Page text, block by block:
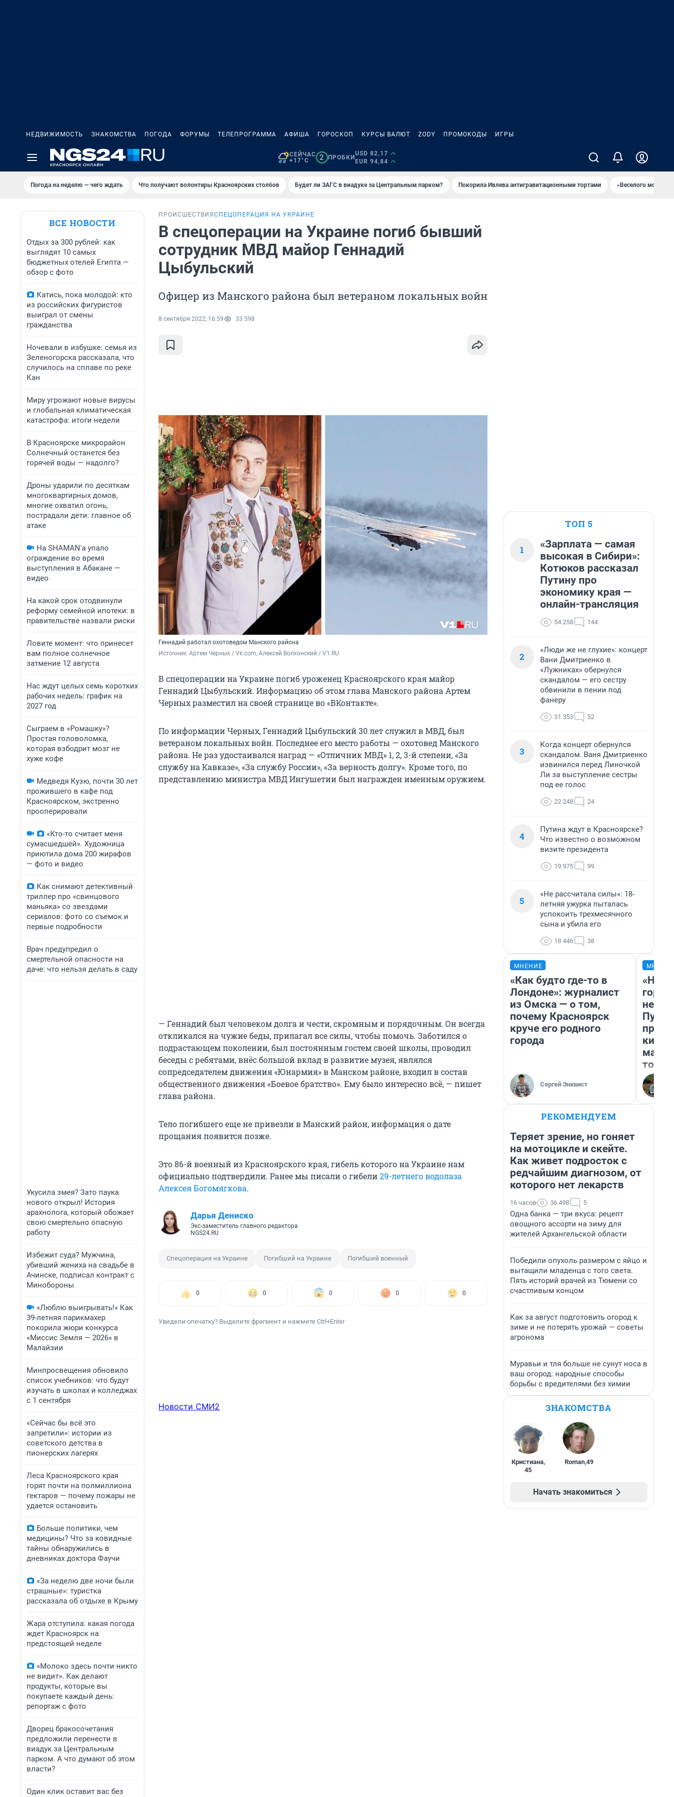
НЕДВИЖИМОСТЬ ЗНАКОМСТВА ПОГОДА ФОРУМЫ ТЕЛЕПРОГРАММА АФИША ГОРОСКОП КУРСЫ ВАЛЮТ ZODY ПРОМОКОДЫ ИГРЫ
СЕЙЧАС
+17°C
2 ПРОБКИ
USD 82,17
EUR 94,84
Погода на неделю — чего ждать Что получают волонтеры Красноярских столбов Будет ли ЗАГС в виадуке за Центральным парком? Покорила Ивлева антигравитационными тортами «Веселого
ВСЕ НОВОСТИ
Отдых за 300 рублей: как
выглядят 10 самых
бюджетных отелей Египта —
обзор с фото
Катись, пока молодой: кто
из российских фигуристов
выиграл от смены
гражданства
Ночевали в избушке: семья из
Зеленогорска рассказала, что
случилось на сплаве по реке
Кан
Миру угрожают новые вирусы
и глобальная климатическая
катастрофа: итоги недели
В Красноярске микрорайон
Солнечный останется без
горячей воды — надолго?
Дроны ударили по десяткам
многоквартирных домов,
многие охватил огонь,
пострадали дети: главное об
атаке
На SHAMAN'а упало
ограждение во время
выступления в Абакане —
видео
На какой срок отодвинули
реформу семейной ипотеки: в
правительстве назвали риски
Ловите момент: что принесет
вам полное солнечное
затмение 12 августа
Нас ждут целых семь коротких
рабочих недель: график на
2027 год
Сыграем в «Ромашку»?
Простая головоломка,
которая взбодрит мозг не
хуже кофе
Медведя Кузю, почти 30 лет
прожившего в кафе под
Красноярском, экстренно
прооперировали
«Кто-то считает меня
сумасшедшей». Художница
приютила дома 200 жирафов
— фото и видео
Как снимают детективный
триллер про «свинцового
маньяка» со звездами
сериалов: фото со съемок и
первые подробности
Врач предупредил о
смертельной опасности на
даче: что нельзя делать в саду
Укусила змея? Зато паука
нового открыл! История
арахнолога, который обожает
свою смертельно опасную
работу
Избежит суда? Мужчина,
убивший жениха на свадьбе в
Ачинске, подписал контракт с
Минобороны
«Люблю выигрывать!» Как
39-летняя парикмахер
покорила жюри конкурса
«Миссис Земля — 2026» в
Малайзии
Минпросвещения обновило
список учебников: что будут
изучать в школах и колледжах
с 1 сентября
«Сейчас бы всё это
запретили»: истории из
советского детства в
пионерских лагерях
Леса Красноярского края
горят почти на полмиллиона
гектаров — почему пожары не
удается остановить
Больше политики, чем
медицины? Что за ковидные
тайны обнаружились в
дневниках доктора Фаучи
«За неделю две ночи были
страшные»: туристка
рассказала об отдыхе в Крыму
Жара отступила: какая погода
ждет Красноярск на
предстоящей неделе
«Молоко здесь почти никто
не видит». Как делают
продукты, которые вы
покупаете каждый день:
репортаж с фото
Дворец бракосочетания
предложили перенести в
виадук за Центральным
парком. А что думают об этом
власти?
Один клик оставит вас без
ПРОИСШЕСТВИЯ СПЕЦОПЕРАЦИЯ НА УКРАИНЕ
В спецоперации на Украине погиб бывший
сотрудник МВД майор Геннадий
Цыбульский
Офицер из Манского района был ветераном локальных войн
8 сентября 2022, 16:59 33 598
Геннадий работал охотоведом Манского района
Источник: Артем Черных / Vk.com, Алексей Волхонский / V1.RU
В спецоперации на Украине погиб уроженец Красноярского края майор
Геннадий Цыбульский. Информацию об этом глава Манского района Артем
Черных разместил на своей странице во «ВКонтакте».
По информации Черных, Геннадий Цыбульский 30 лет служил в МВД, был
ветераном локальных войн. Последнее его место работы — охотовед Манского
района. Не раз удостаивался наград — «Отличник МВД» 1, 2, 3-й степени, «За
службу на Кавказе», «За службу России», «За верность долгу». Кроме того, по
представлению министра МВД Ингушетии был награжден именным оружием.
— Геннадий был человеком долга и чести, скромным и порядочным. Он всегда
откликался на чужие беды, прилагал все силы, чтобы помочь. Заботился о
подрастающем поколении, был постоянным гостем своей школы, проводил
беседы с ребятами, внёс большой вклад в развитие музея, являлся
сопредседателем движения «Юнармия» в Манском районе, входил в состав
общественного движения «Боевое братство». Ему было интересно всё, — пишет
глава района.
Тело погибшего еще не привезли в Манский район, информация о дате
прощания появится позже.
Это 86-й военный из Красноярского края, гибель которого на Украине нам
официально подтвердили. Ранее мы писали о гибели29-летнего водолаза
Алексея Богомягкова.
Дарья Дениско
Экс-заместитель главного редактора
NGS24.RU
Спецоперация на Украине Погибший на Украине Погибший военный
0 0 0 0 0
Увидели опечатку? Выделите фрагмент и нажмите Ctrl+Enter
Новости СМИ2
ТОП 5
1
«Зарплата — самая
высокая в Сибири»:
Котюков рассказал
Путину про
экономику края —
онлайн-трансляция
54 258 144
2
«Люди же не глухие»: концерт
Вани Дмитриенко в
«Лужниках» обернулся
скандалом — его сестру
обвинили в пении под
фанеру
31 353 52
3
Когда концерт обернулся
скандалом. Ваня Дмитриенко
извинился перед Линочкой
Ли за выступление сестры
под ее голос
22 248 24
4
Путина ждут в Красноярске?
Что известно о возможном
визите президента
19 975 99
5
«Не рассчитала силы»: 18-
летняя ужурка пыталась
успокоить трехмесячного
сына и убила его
18 446 38
МНЕНИЕ
«Как будто где-то в
Лондоне»: журналист
из Омска — о том,
почему Красноярск
круче его родного
города
Сергей Энквист
«Нет
того
РЕКОМЕНДУЕМ
Теряет зрение, но гоняет
на мотоцикле и скейте.
Как живет подросток с
редчайшим диагнозом, от
которого нет лекарств
16 часов 36 498 5
Одна банка — три вкуса: рецепт
овощного ассорти на зиму для
жителей Архангельской области
Победили опухоль размером с яйцо и
вытащили младенца с того света.
Пять историй врачей из Тюмени со
счастливым концом
Как за август подготовить огород к
зиме и не потерять урожай — советы
агронома
Муравьи и тля больше не сунут носа в
ваш огород: народные способы
борьбы с вредителями без химии
ЗНАКОМСТВА
Кристиана,
45
Roman,49
Начать знакомиться